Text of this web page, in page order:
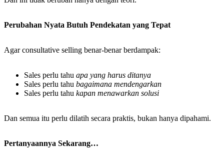
Perubahan Nyata Butuh Pendekatan yang Tepat
Agar consultative selling benar-benar berdampak:
Sales perlu tahu apa yang harus ditanya
Sales perlu tahu bagaimana mendengarkan
Sales perlu tahu kapan menawarkan solusi
Dan semua itu perlu dilatih secara praktis, bukan hanya dipahami.
Pertanyaannya Sekarang…